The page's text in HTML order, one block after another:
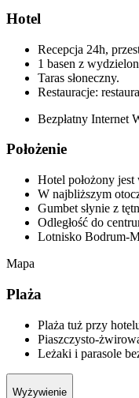
Hotel
Recepcja 24h,
1 basen z
Taras słoneczny.
Restauracje:
Bezpłatny Internet
Położenie
Hotel położony
W najbliższym
Gumbet słynie z
Odległość do
Lotnisko Bodrum-
Mapa
Plaża
Plaża tuż przy
Piaszczysto-
Leżaki i parasole
Wyżywienie